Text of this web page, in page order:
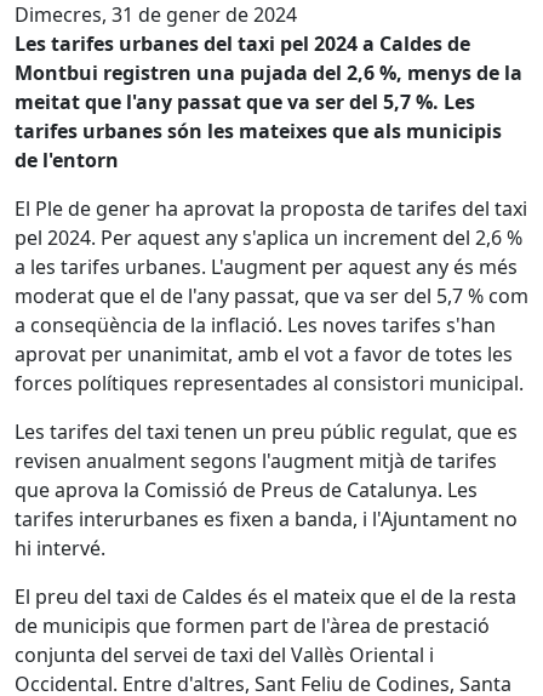
Dimecres, 31 de gener de 2024
Les tarifes urbanes del taxi pel 2024 a Caldes de
Montbui registren una pujada del 2,6 %, menys de la
meitat que l'any passat que va ser del 5,7 %. Les
tarifes urbanes són les mateixes que als municipis
de l'entorn
El Ple de gener ha aprovat la proposta de tarifes del taxi
pel 2024. Per aquest any s'aplica un increment del 2,6 %
a les tarifes urbanes. L'augment per aquest any és més
moderat que el de l'any passat, que va ser del 5,7 % com
a conseqüència de la inflació. Les noves tarifes s'han
aprovat per unanimitat, amb el vot a favor de totes les
forces polítiques representades al consistori municipal.
Les tarifes del taxi tenen un preu públic regulat, que es
revisen anualment segons l'augment mitjà de tarifes
que aprova la Comissió de Preus de Catalunya. Les
tarifes interurbanes es fixen a banda, i l'Ajuntament no
hi intervé.
El preu del taxi de Caldes és el mateix que el de la resta
de municipis que formen part de l'àrea de prestació
conjunta del servei de taxi del Vallès Oriental i
Occidental. Entre d'altres, Sant Feliu de Codines, Santa